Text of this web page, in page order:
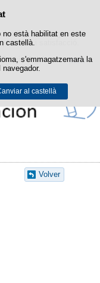
facilitar la navegació i
d'ús i satisfacció.
del nostreavís
no està habilitat en este
castellà.
s'emmagatzemarà la
al castellà
Volver